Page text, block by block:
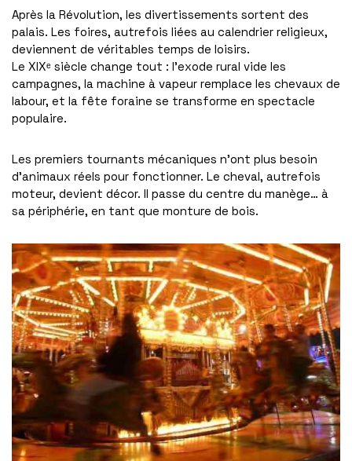
Après la Révolution, les divertissements sortent des
palais. Les foires, autrefois liées au calendrier religieux,
deviennent de véritables temps de loisirs.
Le XIXᵉ siècle change tout : l’exode rural vide les
campagnes, la machine à vapeur remplace les chevaux de
labour, et la fête foraine se transforme en spectacle
populaire.
Les premiers tournants mécaniques n’ont plus besoin
d’animaux réels pour fonctionner. Le cheval, autrefois
moteur, devient décor. Il passe du centre du manège… à
sa périphérie, en tant que monture de bois.